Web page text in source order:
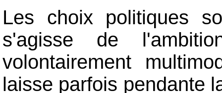
Les choix politiques
s'agisse de
volontairement
laisse parfois pendante